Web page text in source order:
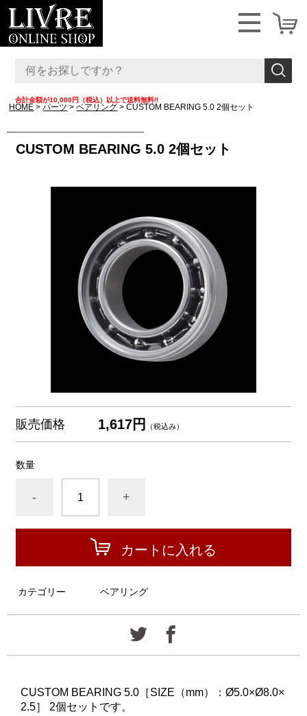
合計金額が10,000円（税込）以上で送料無料!!
HOME パーツ ベアリング CUSTOM BEARING 5.0 2個セット
CUSTOM BEARING 5.0 2個セット
販売価格 1,617円 （税込み）
数量
- +
カートに入れる
カテゴリー ベアリング
CUSTOM BEARING 5.0［SIZE（mm）：Ø5.0×Ø8.0×
2.5］ 2個セットです。